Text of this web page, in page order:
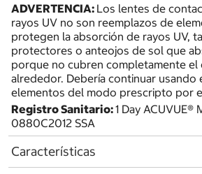
ADVERTENCIA: Los lentes de
rayos UV no son reemplazos de
protegen la absorción de rayos UV,
protectores o anteojos de sol que
porque no cubren completamente el
alrededor. Debería continuar usando
elementos del modo prescripto por
Registro Sanitario:1 Day ACUVUE®
0880C2012 SSA
Características